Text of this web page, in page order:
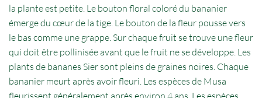
la plante est petite. Le bouton floral coloré du bananier
émerge du cœur de la tige. Le bouton de la fleur pousse vers
le bas comme une grappe. Sur chaque fruit se trouve une fleur
qui doit être pollinisée avant que le fruit ne se développe. Les
plants de bananes Sier sont pleins de graines noires. Chaque
bananier meurt après avoir fleuri. Les espèces de Musa
fleurissent généralement après environ 4 ans. Les espèces